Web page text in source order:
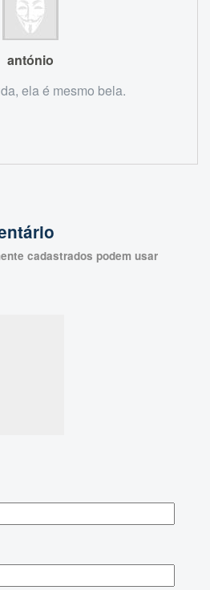
antónio
ela é mesmo bela.
cadastrados podem usar